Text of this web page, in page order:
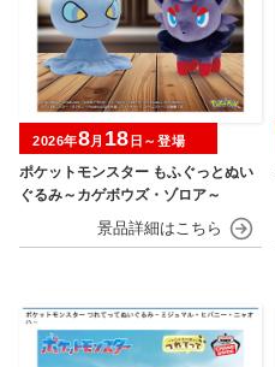
ポケットモンスター もふぐっとぬい
ぐるみ～カゲボウズ・ゾロア～
2026年8月 18 日～登場